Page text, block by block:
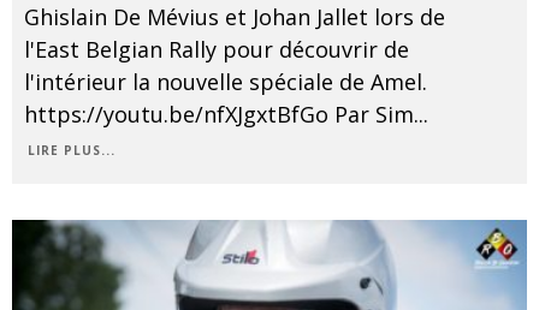
Ghislain De Mévius et Johan Jallet lors de
l'East Belgian Rally pour découvrir de
l'intérieur la nouvelle spéciale de Amel.
https://youtu.be/nfXJgxtBfGo Par Sim...
LIRE PLUS...